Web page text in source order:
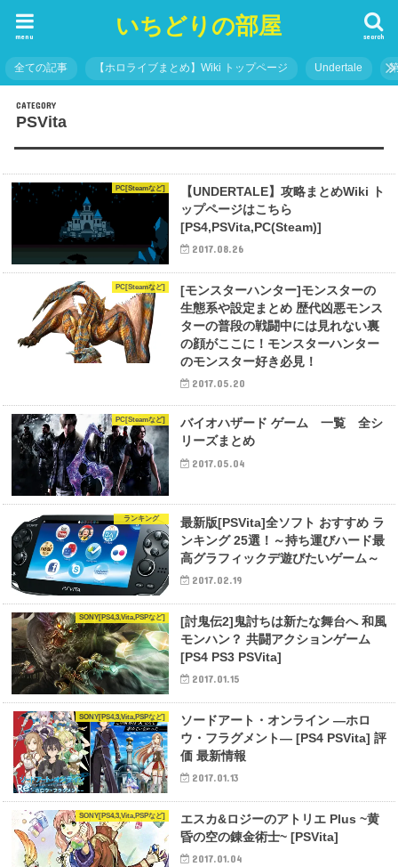
いちどりの部屋 search
menu
全ての記事 【ホロライブまとめ】Wiki トップページ Undertale
PSVita
PC[Steamなど]
【UNDERTALE】攻略まとめWiki ト
ップページはこちら
[PS4,PSVita,PC(Steam)]
2017.08.26
PC[Steamなど]
[モンスターハンター]モンスターの
生態系や設定まとめ 歴代凶悪モンス
ターの普段の戦闘中には見れない裏
の顔がここに！モンスターハンター
のモンスター好き必見！
2017.05.20
PC[Steamなど]
バイオハザード ゲーム 一覧 全シ
リーズまとめ
2017.05.04
ランキング
最新版[PSVita]全ソフト おすすめ ラ
ンキング 25選！～持ち運びハード最
高グラフィックデ遊びたいゲーム～
2017.02.19
SONY[PS4,3,Vita,PSPなど]
[討鬼伝2]鬼討ちは新たな舞台へ 和風
モンハン？ 共闘アクションゲーム
[PS4 PS3 PSVita]
2017.01.15
SONY[PS4,3,Vita,PSPなど]
ソードアート・オンライン ―ホロ
ウ・フラグメント― [PS4 PSVita] 評
価 最新情報
2017.01.13
SONY[PS4,3,Vita,PSPなど]
エスカ&ロジーのアトリエ Plus ~黄
昏の空の錬金術士~ [PSVita]
2017.01.04